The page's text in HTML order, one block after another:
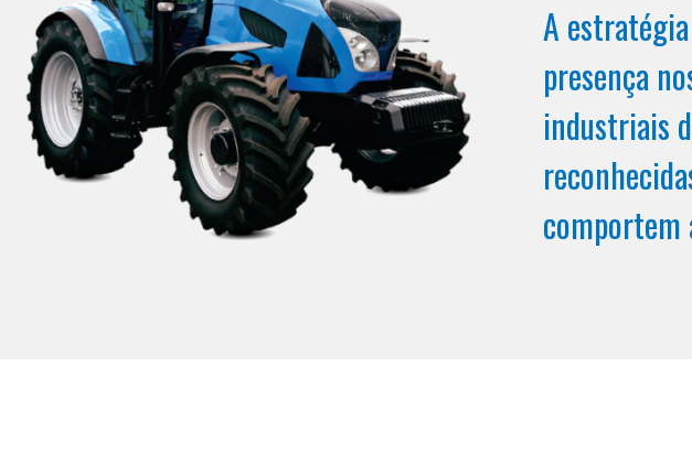
A
presença
industriais
comportem